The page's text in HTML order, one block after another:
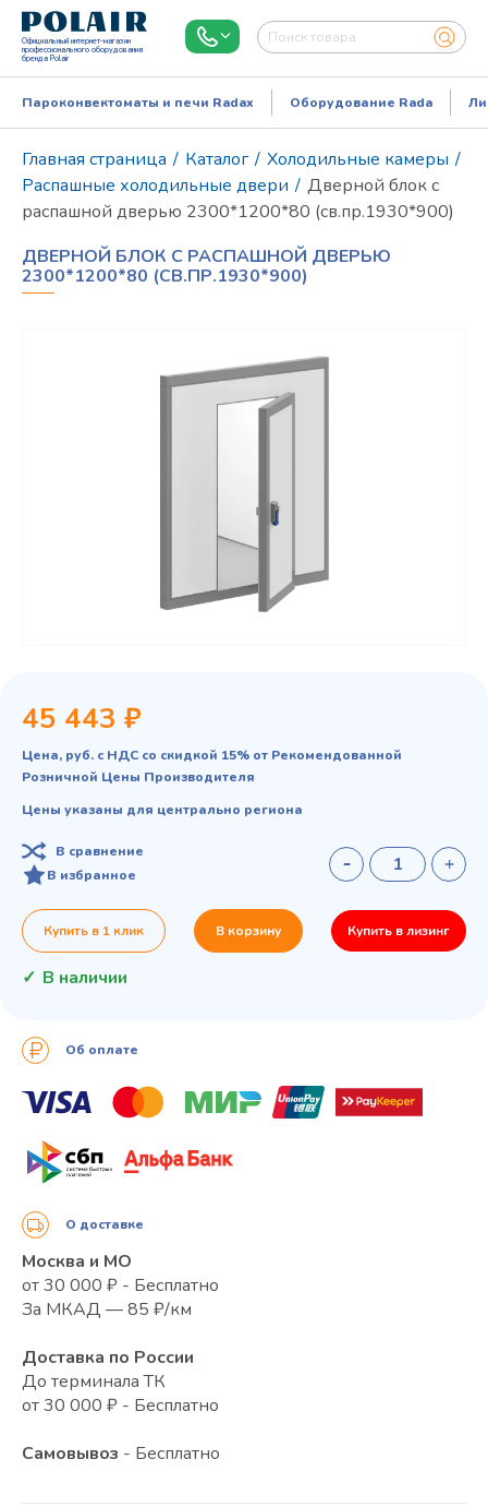
Официальный интернет-магазин
профессионального оборудования
бренда Polair
Режим работы:Пн..Пт: 9.00-18.00
Пароконвектоматы и печи Radax Оборудование Rada
Главная страница / Каталог / Холодильные камеры /
Распашные холодильные двери / Дверной блок с
распашной дверью 2300*1200*80 (св.пр.1930*900)
ДВЕРНОЙ БЛОК С РАСПАШНОЙ ДВЕРЬЮ
2300*1200*80 (СВ.ПР.1930*900)
45 443 ₽
Цена, руб. с НДС со скидкой 15% от Рекомендованной
Розничной Цены Производителя
Цены указаны для центрально региона
В сравнение
В избранное
Купить в 1 клик В корзину Купить в лизинг
В наличии
Об оплате
О доставке
Москва и МО
от 30 000 ₽ - Бесплатно
За МКАД — 85 ₽/км
Доставка по России
До терминала ТК
от 30 000 ₽ - Бесплатно
Самовывоз - Бесплатно